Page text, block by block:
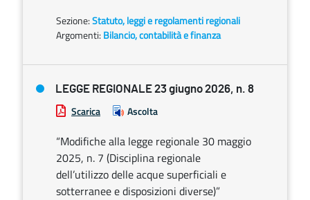
Sezione:Statuto, leggi e regolamenti regionali
Argomenti: Bilancio, contabilità e finanza
LEGGE REGIONALE 23 giugno 2026, n. 8
Scarica Ascolta
“Modifiche alla legge regionale 30 maggio
2025, n. 7 (Disciplina regionale
dell’utilizzo delle acque superficiali e
sotterranee e disposizioni diverse)”